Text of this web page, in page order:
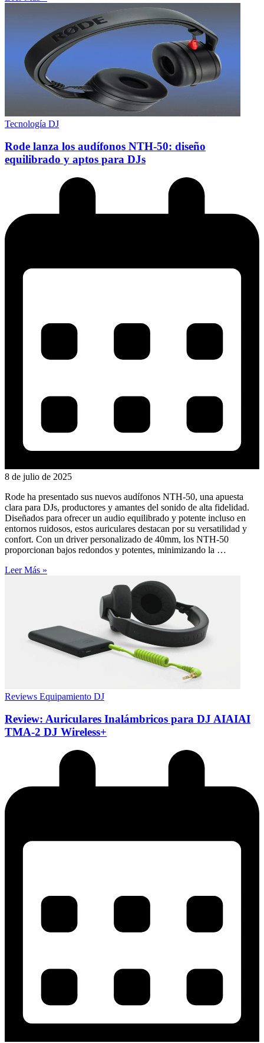
Tecnología DJ
Rode lanza los audífonos NTH-50: diseño
equilibrado y aptos para DJs
8 de julio de 2025
Rode ha presentado sus nuevos audífonos NTH-50, una apuesta
clara para DJs, productores y amantes del sonido de alta fidelidad.
Diseñados para ofrecer un audio equilibrado y potente incluso en
entornos ruidosos, estos auriculares destacan por su versatilidad y
confort. Con un driver personalizado de 40mm, los NTH-50
proporcionan bajos redondos y potentes, minimizando la …
Leer Más »
Reviews Equipamiento DJ
Review: Auriculares Inalámbricos para DJ AIAIAI
TMA-2 DJ Wireless+